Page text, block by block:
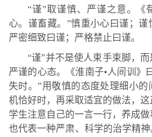
“谨”取谨慎、严谨之意。《
心。谨畜藏。”慎重小心曰谨；谨
严密细致曰谨；严格禁止曰谨。
“谨”并不是使人束手束脚，
严谨的心态。《淮南子•人间训》
失时。”用敬慎的态度处理细小
机恰好时，再采取适宜的做法，
学生注意自己的一言一行，养成
也代表一种严肃、科学的治学精